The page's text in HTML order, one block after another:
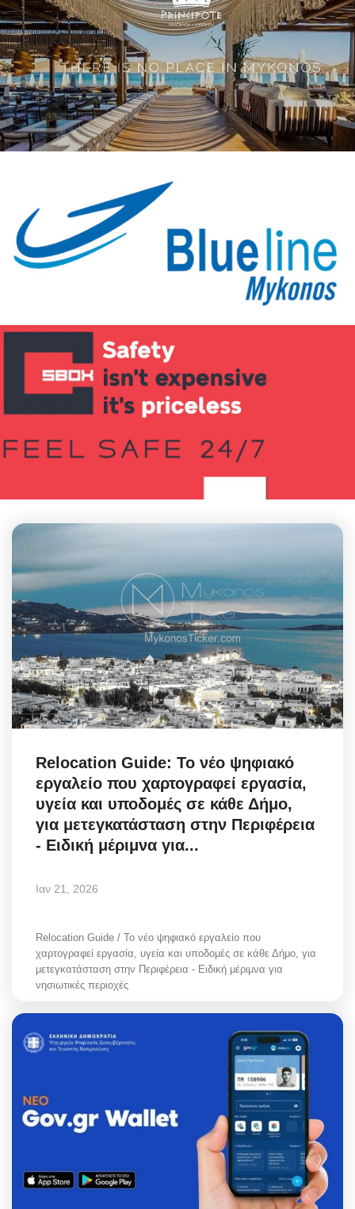
Relocation Guide: Το νέο ψηφιακό
εργαλείο που χαρτογραφεί εργασία,
υγεία και υποδομές σε κάθε Δήμο,
για μετεγκατάσταση στην Περιφέρεια
- Ειδική μέριμνα για...
Ιαν 21, 2026
Relocation Guide / Το νέο ψηφιακό εργαλείο που
χαρτογραφεί εργασία, υγεία και υποδομές σε κάθε Δήμο, για
μετεγκατάσταση στην Περιφέρεια - Ειδική μέριμνα για
νησιωτικές περιοχές